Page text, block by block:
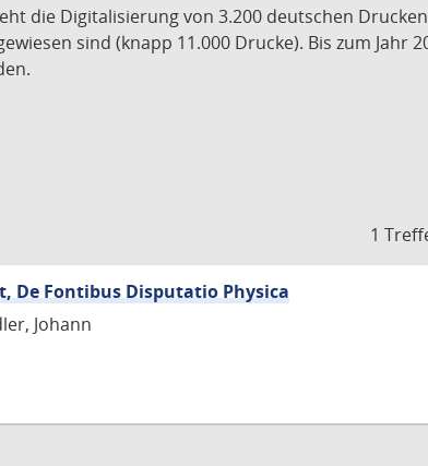
die Digitalisierung von 3.200 deutschen
sind (knapp 11.000 Drucke). Bis zum Jahr
1
De Fontibus Disputatio Physica
Johann